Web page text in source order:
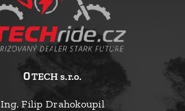
oTECH s.r.o.
Ing. Filip Drahokoupil